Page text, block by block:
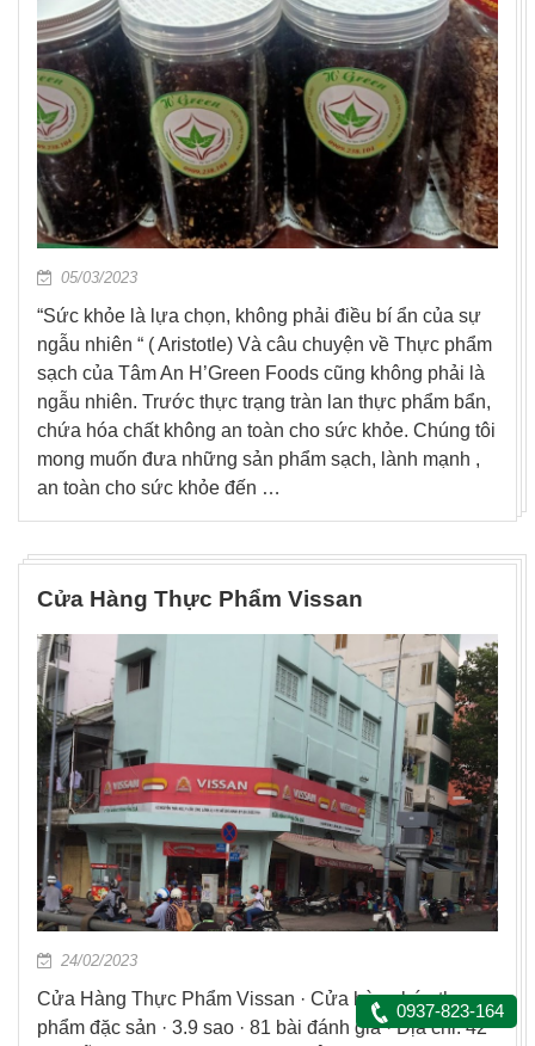
05/03/2023
“Sức khỏe là lựa chọn, không phải điều bí ẩn của sự
ngẫu nhiên “ ( Aristotle) Và câu chuyện về Thực phẩm
sạch của Tâm An H’Green Foods cũng không phải là
ngẫu nhiên. Trước thực trạng tràn lan thực phẩm bẩn,
chứa hóa chất không an toàn cho sức khỏe. Chúng tôi
mong muốn đưa những sản phẩm sạch, lành mạnh ,
an toàn cho sức khỏe đến …
Cửa Hàng Thực Phẩm Vissan
24/02/2023
Cửa Hàng Thực Phẩm Vissan · Cửa hàng bán thực
phẩm đặc sản · 3.9 sao · 81 bài đánh giá · Địa chỉ: 42
0937-823-164